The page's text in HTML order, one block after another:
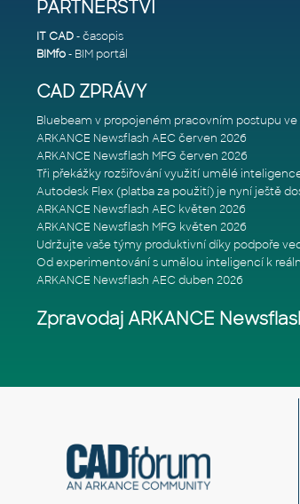
PARTNERSTVÍ
IT CAD- časopis
BIMfo- BIM portál
CAD ZPRÁVY
ARKANCE Newsflash AEC červen 2026
ARKANCE Newsflash MFG červen 2026
ARKANCE Newsflash AEC květen 2026
ARKANCE Newsflash MFG květen 2026
ARKANCE Newsflash AEC duben 2026
Zpravodaj ARKANCE